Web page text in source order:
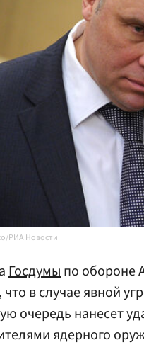
РИА Новости
Госдумыпо обороне
, что в случае явной
очередь нанесет
ядерного